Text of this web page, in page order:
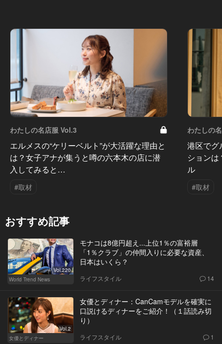
わたしの名店服 Vol.3
エルメスの“ケリーベルト”が大活躍な理由と
は？女子アナが集うと噂の六本木の店に潜
入してみると…
#取材
わたしの
港区でグ
ション
ル
#取材
おすすめ記事
Vol.220
World Trend News
モナコは8億円超え...上位1％の富裕層
「1％クラブ」の仲間入りに必要な資産、
日本はいくら？
ライフスタイル 14
Vol.2
女優とディナー
女優とディナー：CanCamモデルを確実に
口説けるディナーをご紹介！（１話読み切
り）
ライフスタイル 1